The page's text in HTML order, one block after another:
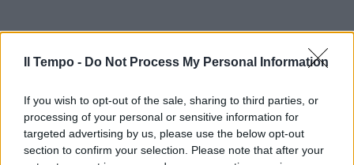
Il Tempo - Do Not Process My Personal Information
If you wish to opt-out of the sale, sharing to third parties, or
processing of your personal or sensitive information for
targeted advertising by us, please use the below opt-out
section to confirm your selection. Please note that after your